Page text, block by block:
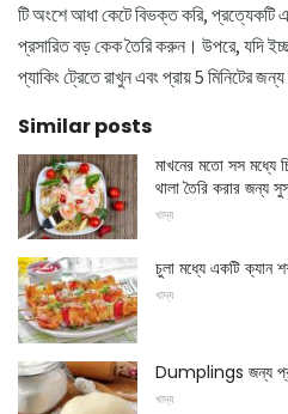
টি অংশে আধা কেটে বিভক্ত করি, প্রত্যেকটি
প্রসারিত বড় কেক তৈরি করুন। উপরে, যদি
প্যাকিং ট্রেতে রাখুন এবং প্রায় 5 মিনিটের
Similar posts
মাখনের মতো সস মধ্যে
থালা তৈরি করার জন্য
খাদ্য
চুলা মধ্যে একটি ক্যান
খাদ্য
Dumplings জন্য
খাদ্য